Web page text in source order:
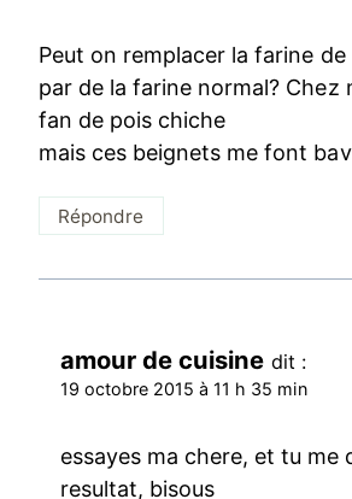
Peut on remplacer la farine
par de la farine normal? Chez
fan de pois chiche
mais ces beignets me font
Répondre
amour de cuisine dit :
19 octobre 2015 à 11 h 35 min
essayes ma chere, et tu me
resultat, bisous